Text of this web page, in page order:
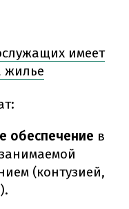
имеет
жилье
обеспечение в
(контузией,